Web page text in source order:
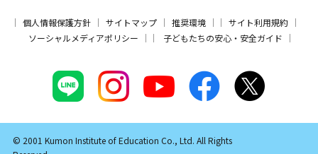
個人情報保護方針 サイトマップ 推奨環境
サイト利用規約
ソーシャルメディアポリシー
子どもたちの安心・安全ガイド
© 2001 Kumon Institute of Education Co., Ltd. All Rights